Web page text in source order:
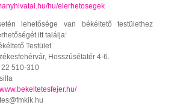
hu/elerhetosegek
lehetősége van békéltető testülethez
itt találja:
Testület
Hosszúsétatér 4-6.
510-310